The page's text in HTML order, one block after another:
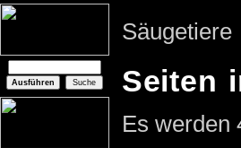
Säugetiere
Seiten
Es werden